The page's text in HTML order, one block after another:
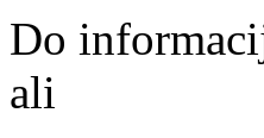
Do
ali